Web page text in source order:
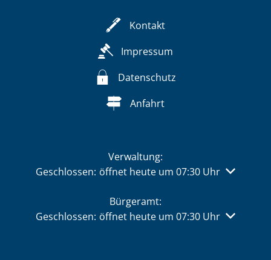
Kontakt
Impressum
Datenschutz
Anfahrt
Verwaltung:
Klicken, um weitere Öffnungs- oder Schließzeiten
Geschlossen: öffnet heute um 07:30 Uhr
Bürgeramt:
Klicken, um weitere Öffnungs- oder Schließzeiten
Geschlossen: öffnet heute um 07:30 Uhr